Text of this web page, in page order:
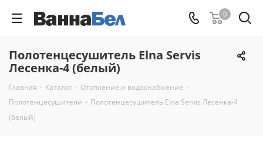
0
Полотенцесушитель Elna Servis
Лесенка-4 (белый)
Главная - Каталог - Отопление и водоснабжение -
Полотенцесушители - Полотенцесушитель Elna Servis Лесенка-4
(белый)